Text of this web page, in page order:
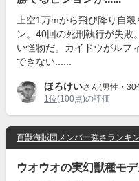
上空1万mから飛び降り自
ン。40回の死刑執行が失敗
い怪物だ。カイドウがルフ
できない......
ほろけいさん(男性・30
1位(100点)の評価
百獣海賊団メンバー強さランキ
ウオウオの実幻獣種モ